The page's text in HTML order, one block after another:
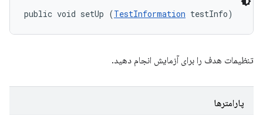
public void setUp (TestInformation testInfo)
تنظیمات هدف را برای آزمایش انجام دهید.
پارامترها